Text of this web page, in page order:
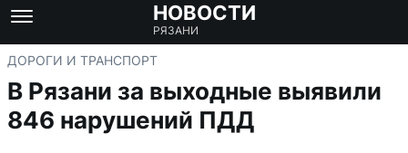
НОВОСТИ
РЯЗАНИ
ДОРОГИ И ТРАНСПОРТ
В Рязани за выходные выявили
846 нарушений ПДД